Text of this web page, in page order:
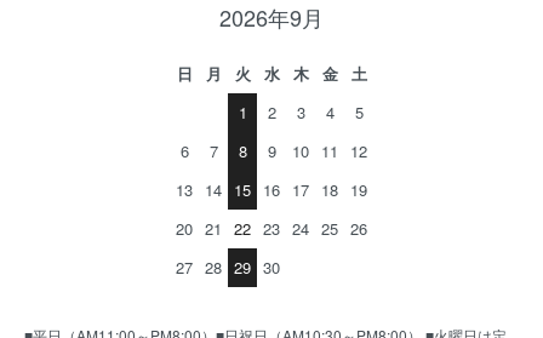
2026年9月
日 月 火 水 木 金
土
1
2 3 4
5
6
7 8 9 10 11
12
13 14 15 16 17 18 19
20 21 22 23 24 25 26
27 28 29 30